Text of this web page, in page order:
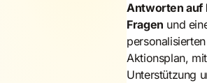
Antworten auf
Fragen und
personalisierten
Aktionsplan, mit
Unterstützung